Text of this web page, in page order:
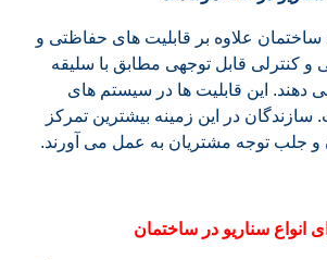
علاوه بر قابلیت های حفاظتی و
و کنترلی قابل توجهی مطابق با سلیقه
دهند. این قابلیت ها در سیستم های
در این زمینه بیشترین تمرکز
و جلب توجه مشتریان به عمل می آورند.
انواع سناریو در ساختمان